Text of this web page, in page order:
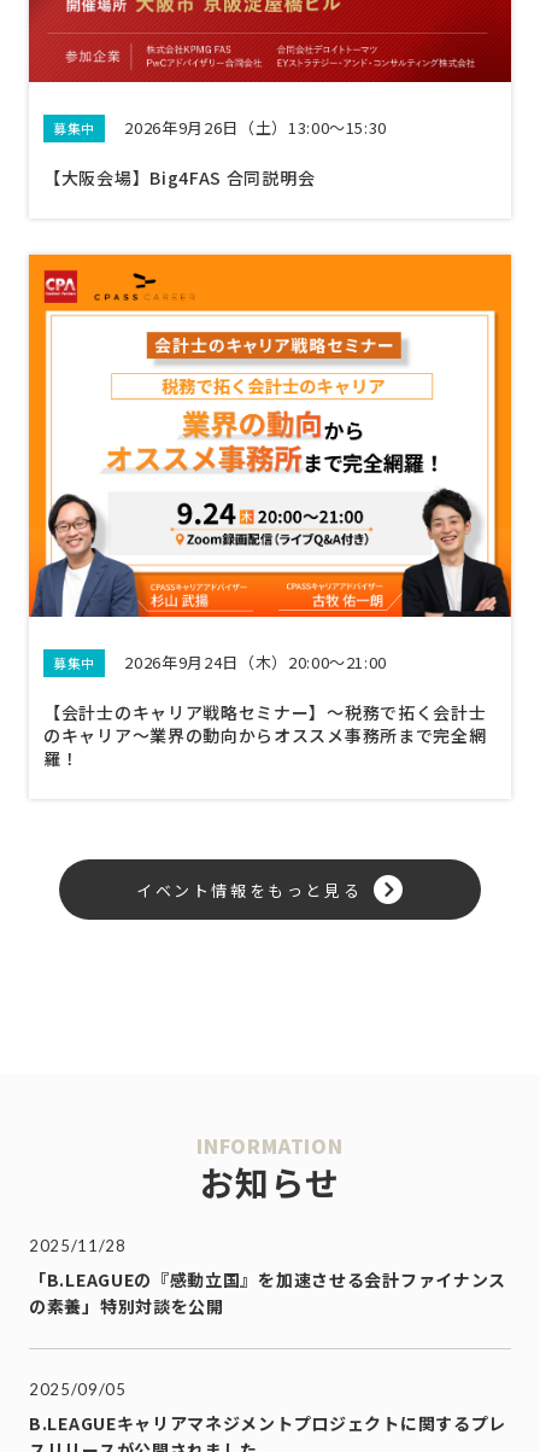
募集中 2026年9月26日（土）13:00〜15:30
【大阪会場】Big4FAS 合同説明会
募集中 2026年9月24日（木）20:00～21:00
【会計士のキャリア戦略セミナー】〜税務で拓く会計士
のキャリア〜業界の動向からオススメ事務所まで完全網
羅！
イベント情報をもっと見る
INFORMATION
お知らせ
2025/11/28
「B.LEAGUEの『感動立国』を加速させる会計ファイナンス
の素養」特別対談を公開
2025/09/05
B.LEAGUEキャリアマネジメントプロジェクトに関するプレ